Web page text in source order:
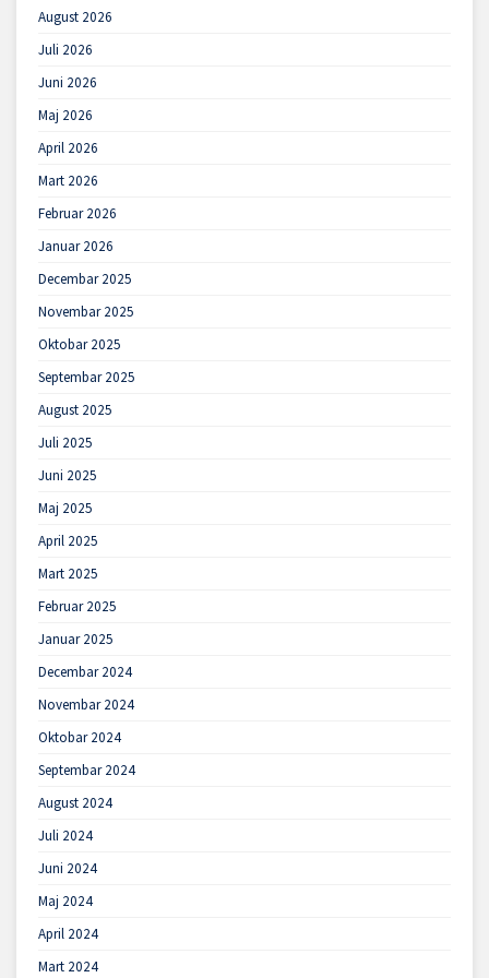
August 2026
Juli 2026
Juni 2026
Maj 2026
April 2026
Mart 2026
Februar 2026
Januar 2026
Decembar 2025
Novembar 2025
Oktobar 2025
Septembar 2025
August 2025
Juli 2025
Juni 2025
Maj 2025
April 2025
Mart 2025
Februar 2025
Januar 2025
Decembar 2024
Novembar 2024
Oktobar 2024
Septembar 2024
August 2024
Juli 2024
Juni 2024
Maj 2024
April 2024
Mart 2024